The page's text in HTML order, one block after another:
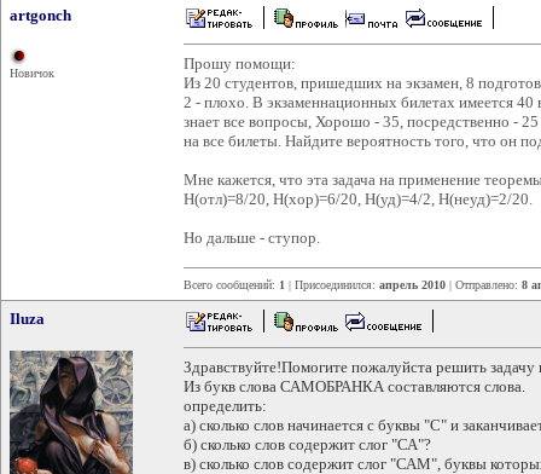
artgonch
Новичок
Прошу помощи:
Из 20 студентов, пришедших на экзамен, 8
2 - плохо. В экзаменнационных билетах имеется
знает все вопросы, Хорошо - 35, посредственно -
на все билеты. Найдите вероятность того, что он
Мне кажется, что эта задача на применение
H(отл)=8/20, H(хор)=6/20, H(уд)=4/2, H(неуд)=2/20.
Но дальше - ступор.
Всего сообщений: 1 | Присоединился: апрель 2010 | Отправлено: 8
Iluza
Здравствуйте!Помогите пожалуйста решить задачу
Из букв слова САМОБРАНКА составляются слова.
определить:
а) сколько слов начинается с буквы "С" и
б) сколько слов содержит слог "СА"?
в) сколько слов содержит слог "САМ", буквы